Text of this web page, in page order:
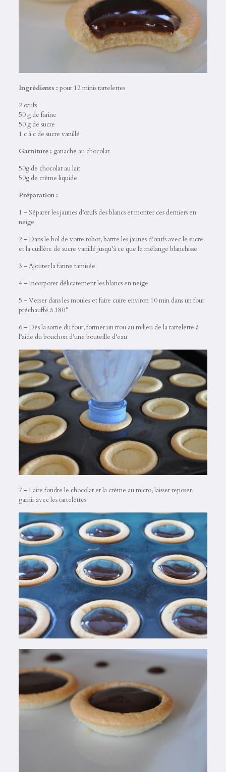
Ingrédients : pour 12 minis tartelettes
2 œufs
50 g de farine
50 g de sucre
1 c à c de sucre vanillé
Garniture : ganache au chocolat
50g de chocolat au lait
50g de crème liquide
Préparation :
1 – Séparer les jaunes d’œufs des blancs et monter ces derniers en
neige
2 – Dans le bol de votre robot, battre les jaunes d’œufs avec le sucre
et la cuillère de sucre vanillé jusqu’à ce que le mélange blanchisse
3 – Ajouter la farine tamisée
4 – Incorporer délicatement les blancs en neige
5 – Verser dans les moules et faire cuire environ 10 min dans un four
préchauffé à 180°
6 – Dès la sortie du four, former un trou au milieu de la tartelette à
l’aide du bouchon d’une bouteille d’eau
7 – Faire fondre le chocolat et la crème au micro, laisser reposer,
garnir avec les tartelettes